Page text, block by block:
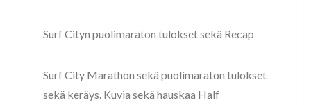
Surf Cityn puolimaraton tulokset sekä Recap
Surf City Marathon sekä puolimaraton tulokset
sekä keräys. Kuvia sekä hauskaa Half